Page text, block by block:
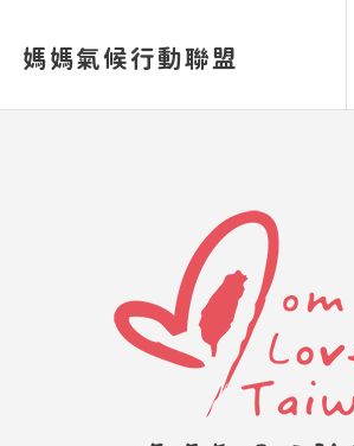
媽媽氣候行動聯盟